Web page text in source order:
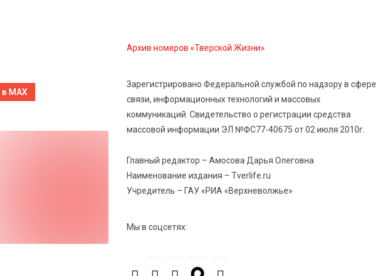
MAX
Рынок труда 2026: где в Тверской области самые
высокие зарплаты и как изменились доходы
Водителям автобусов в Тверской области
компенсируют ипотеку
Архив номеров «Тверской Жизни»
Зарегистрировано Федеральной службой по надзору в сфере
связи, информационных технологий и массовых
коммуникаций. Свидетельство о регистрации средства
массовой информации ЭЛ №ФС77-40675 от 02 июля 2010г.
Главный редактор – Амосова Дарья Олеговна
Наименование издания – Tverlife.ru
Учредитель – ГАУ «РИА «Верхневолжье»
Мы в соцсетях: